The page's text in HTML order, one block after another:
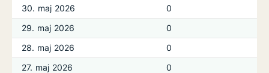
30. maj 2026
0
29. maj 2026
0
28. maj 2026
0
27. maj 2026
0